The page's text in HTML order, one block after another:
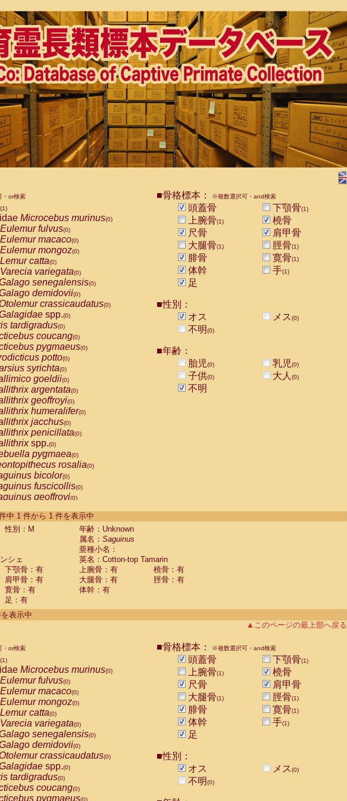
・or検索
(1)
Microcebus murinus(0)
Eulemur fulvus(0)
Eulemur macaco(0)
Eulemur mongoz(0)
Lemur catta(0)
Varecia variegata(0)
senegalensis(0)
demidovii(0)
Otolemur crassicaudatus(0)
spp.(0)
tardigradus(0)
coucang(0)
pygmaeus(0)
potto(0)
syrichta(0)
goeldii(0)
argentata(0)
geoffroyi(0)
humeralifer(0)
jacchus(0)
penicillata(0)
spp.(0)
pygmaea(0)
rosalia(0)
bicolor(0)
fuscicollis(0)
geoffroyi(0)
labiatus(0)
leucopus (0)
nigricollis (0)
oedipus
weddelli
spp.
trivirgatus
albifrons
nigrivittatus
boliviensis(0)
sciureus(0)
caraya(0)
fusca(0)
seniculus
spp.(0)
belzebuth(0)
geoffroyi(0)
paniscus(0)
spp.(0)
lagothricha
lagothricha cana
Cacajao calvus rubicundus
■骨格標本： ※複数選択可・and検索
頭蓋骨 下顎骨(1)
上腕骨(1)
橈骨
尺骨
肩甲骨
大腿骨(1) 脛骨(1)
腓骨 寛骨(1)
体幹 手(1)
足
■性別：
オス
メス(0)
不明(0)
■年齢：
胎児(0) 乳児(0)
子供(0) 大人 (0)
不明
中 1 件から 1 件を表示中
性別：M
年齢：Unknown
属名： Saguinus
亜種小名：
シェ
英名：Cotton-top Tamarin
下顎骨：有 上腕骨：有
橈骨：有
肩甲骨：有 大腿骨：有
脛骨：有
寛骨：有
体幹：有
足：有
表示中
▲このページの最上部へ戻る
・or検索
(1)
Microcebus murinus(0)
Eulemur fulvus(0)
Eulemur macaco(0)
Eulemur mongoz(0)
Lemur catta(0)
Varecia variegata(0)
senegalensis(0)
demidovii(0)
Otolemur crassicaudatus(0)
spp.(0)
tardigradus(0)
coucang(0)
pygmaeus(0)
■骨格標本： ※複数選択可・and検索
頭蓋骨 下顎骨(1)
上腕骨(1)
橈骨
尺骨
肩甲骨
大腿骨(1) 脛骨(1)
腓骨 寛骨(1)
体幹 手(1)
足
■性別：
オス
メス(0)
不明(0)